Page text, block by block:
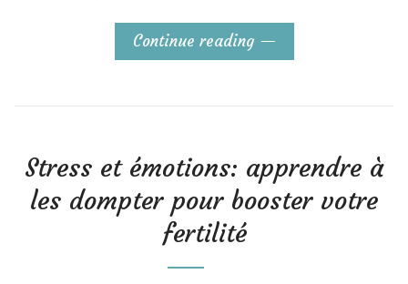
Continue reading
Stress et émotions: apprendre à
les dompter pour booster votre
fertilité